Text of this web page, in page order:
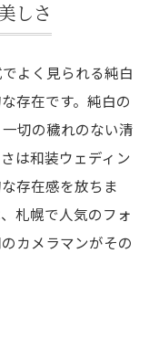
しさ
よく見られる純白
存在です。純白の
切の穢れのない清
は和装ウェディン
存在感を放ちま
札幌で人気のフォ
カメラマンがその